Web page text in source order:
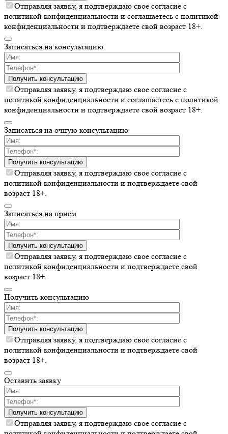
Отправляя заявку, я подтверждаю свое согласие с
политикой конфиденциальности и соглашаетесь c политикой
конфиденциальности и подтверждаете свой возраст 18+.
Записаться на консультацию
Получить консультацию
Отправляя заявку, я подтверждаю свое согласие с
политикой конфиденциальности и соглашаетесь c политикой
конфиденциальности и подтверждаете свой возраст 18+.
Записаться на очную консультацию
Получить консультацию
Отправляя заявку, я подтверждаю свое согласие с
политикой конфиденциальности и подтверждаете свой
возраст 18+.
Записаться на приём
Получить консультацию
Отправляя заявку, я подтверждаю свое согласие с
политикой конфиденциальности и подтверждаете свой
возраст 18+.
Получить консультацию
Получить консультацию
Отправляя заявку, я подтверждаю свое согласие с
политикой конфиденциальности и подтверждаете свой
возраст 18+.
Оставить заявку
Получить консультацию
Отправляя заявку, я подтверждаю свое согласие с